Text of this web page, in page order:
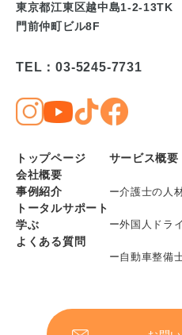
東京都江東区越中島1-2-13TK
門前仲町ビル8F
TEL：03-5245-7731
トップページ
会社概要
事例紹介
トータルサポート
学ぶ
よくある質問
サービス概要
ー介護士の人
ー外国人ドラ
ー自動車整備